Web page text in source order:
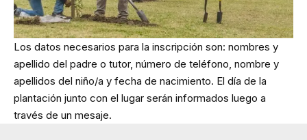
Los datos necesarios para la inscripción son: nombres y
apellido del padre o tutor, número de teléfono, nombre y
apellidos del niño/a y fecha de nacimiento. El día de la
plantación junto con el lugar serán informados luego a
través de un mesaje.